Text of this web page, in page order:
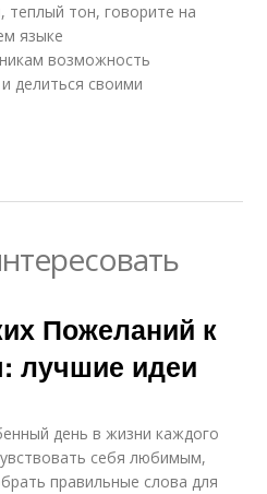
теплый тон, говорите на
языке
возможность
делиться своими
Пожеланий к
лучшие идеи
день в жизни каждого
себя любимым,
правильные слова для